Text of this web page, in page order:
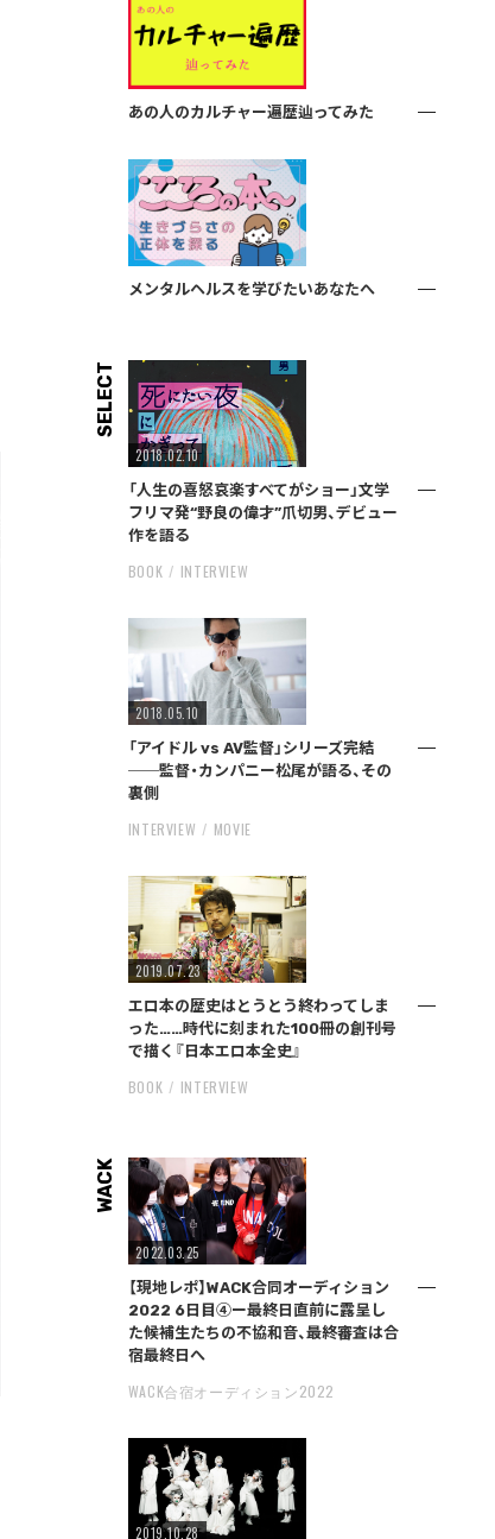
あの人のカルチャー遍歴辿ってみた
メンタルヘルスを学びたいあなたへ
SELECT
2018.02.10
「人生の喜怒哀楽すべてがショー」文学
フリマ発“野良の偉才”爪切男、デビュー
作を語る
BOOK INTERVIEW
2018.05.10
「アイドル vs AV監督」シリーズ完結
──監督・カンパニー松尾が語る、その
裏側
INTERVIEW MOVIE
2019.07.23
エロ本の歴史はとうとう終わってしま
った……時代に刻まれた100冊の創刊号
で描く『日本エロ本全史』
BOOK INTERVIEW
WACK
2022.03.25
【現地レポ】WACK合同オーディション
2022 6日目④ー最終日直前に露呈し
た候補生たちの不協和音、最終審査は合
宿最終日へ
WACK合宿オーディション2022
2019.10.28